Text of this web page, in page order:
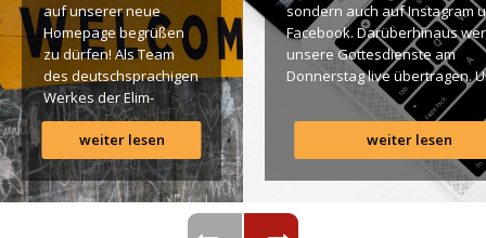
auf unserer neue
Homepage begrüßen
zu dürfen! Als Team
des deutschsprachigen
Werkes der Elim-
Gemeinde ist es für
uns ein großes
Anliegen […]
weiter lesen
ondern auch auf Instagram
Facebook. Darüberhinaus
unsere Gottesdienste am
Donnerstag live übertragen.
findet Ihr dazu alle Links.
Segen! Live-Übertragung
Gottesdienst: http://
Instagram: http://elim.wien
Facebook:
https://www.facebook.com/
Photo by iabzd on Unsplash
weiter lesen